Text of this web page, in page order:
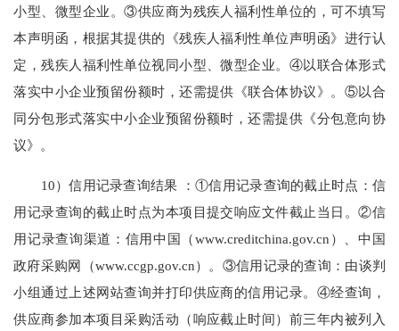
小型、微型企业。③供应商为残疾人福利性单位的，可不填写
本声明函，根据其提供的《残疾人福利性单位声明函》进行认
定，残疾人福利性单位视同小型、微型企业。④以联合体形式
落实中小企业预留份额时，还需提供《联合体协议》。⑤以合
同分包形式落实中小企业预留份额时，还需提供《分包意向协
议》。
10）信用记录查询结果 ：①信用记录查询的截止时点：信
用记录查询的截止时点为本项目提交响应文件截止当日。②信
用记录查询渠道：信用中国（www.creditchina.gov.cn）、中国
政府采购网（www.ccgp.gov.cn）。③信用记录的查询：由谈判
小组通过上述网站查询并打印供应商的信用记录。④经查询，
供应商参加本项目采购活动（响应截止时间）前三年内被列入